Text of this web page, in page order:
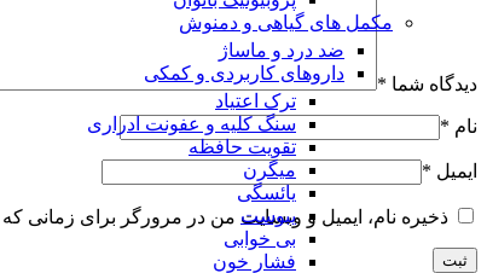
مکمل های گیاهی و دمنوش
ضد درد و ماساژ
داروهای کاربردی و کمکی
ترک اعتیاد
سنگ کلیه و عفونت ادراری
تقویت حافظه
میگرن
یائسگی
یبوست
بی خوابی
فشار خون
دیدگاه شما *
نام *
ایمیل *
ذخیره نام، ایمیل و وبسایت من در مرورگر برای زمانی